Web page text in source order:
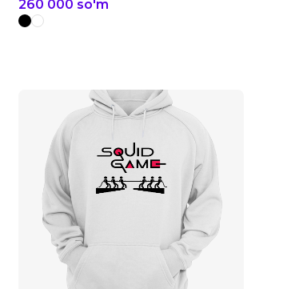
260 000 so'm